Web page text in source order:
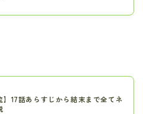
】17話あらすじから結末まで全てネ